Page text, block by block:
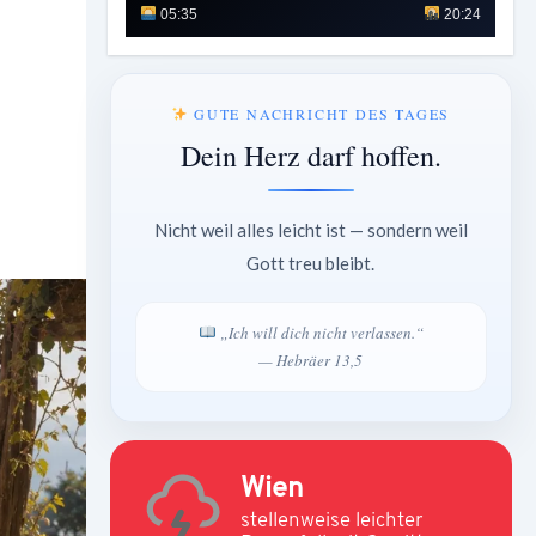
05:35 20:24
GUTE NACHRICHT DES TAGES
Dein Herz darf hoffen.
Nicht weil alles leicht ist — sondern weil
Gott treu bleibt.
„Ich will dich nicht verlassen.“
— Hebräer 13,5
Wien
stellenweise leichter